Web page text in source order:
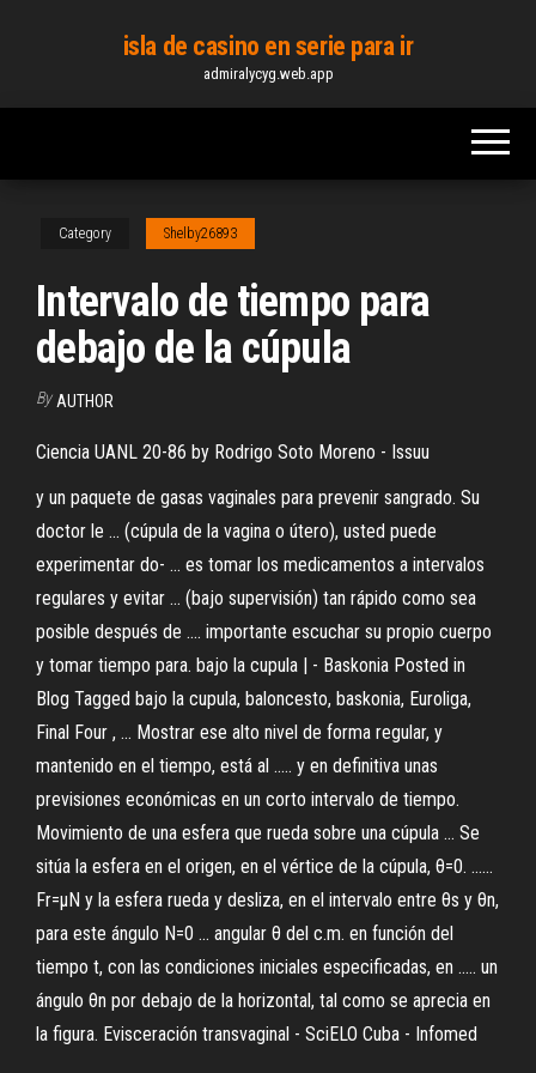
content
isla de casino en serie para ir
admiralycyg.web.app
Category Shelby26893
Intervalo de tiempo para
debajo de la cúpula
By AUTHOR
Ciencia UANL 20-86 by Rodrigo Soto Moreno - Issuu
y un paquete de gasas vaginales para prevenir sangrado. Su
doctor le ... (cúpula de la vagina o útero), usted puede
experimentar do- ... es tomar los medicamentos a intervalos
regulares y evitar ... (bajo supervisión) tan rápido como sea
posible después de .... importante escuchar su propio cuerpo
y tomar tiempo para. bajo la cupula | - Baskonia Posted in
Blog Tagged bajo la cupula, baloncesto, baskonia, Euroliga,
Final Four , ... Mostrar ese alto nivel de forma regular, y
mantenido en el tiempo, está al ..... y en definitiva unas
previsiones económicas en un corto intervalo de tiempo.
Movimiento de una esfera que rueda sobre una cúpula ... Se
sitúa la esfera en el origen, en el vértice de la cúpula, θ=0. ......
Fr=μN y la esfera rueda y desliza, en el intervalo entre θs y θn,
para este ángulo N=0 ... angular θ del c.m. en función del
tiempo t, con las condiciones iniciales especificadas, en ..... un
ángulo θn por debajo de la horizontal, tal como se aprecia en
la figura. Evisceración transvaginal - SciELO Cuba - Infomed